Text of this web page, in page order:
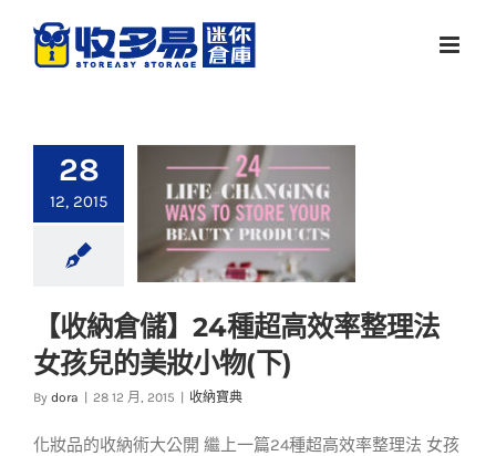
28
12, 2015
【收納倉儲】24種超
高效率整理法 女孩兒
的美妝小物(下)
【收納倉儲】24種超高效率整理法
女孩兒的美妝小物(下)
By dora 28 12 月, 2015 收納寶典
化妝品的收納術大公開 繼上一篇24種超高效率整理法 女孩